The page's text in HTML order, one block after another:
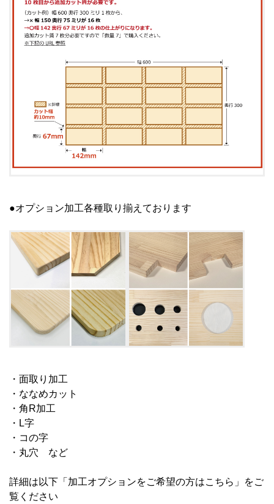
●オプション加工各種取り揃えております
・面取り加工
・ななめカット
・角R加工
・L字
・コの字
・丸穴 など
詳細は以下「加工オプションをご希望の方はこちら」をご
覧ください